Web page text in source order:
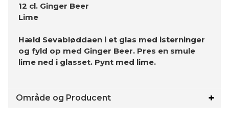
12 cl. Ginger Beer
Lime
Hæld Sevabløddaen i et glas med isterninger
og fyld op med Ginger Beer. Pres en smule
lime ned i glasset. Pynt med lime.
Område og Producent